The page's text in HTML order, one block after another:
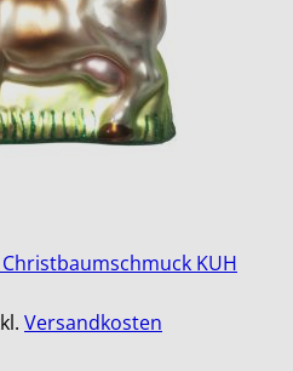
KUH
Versandkosten